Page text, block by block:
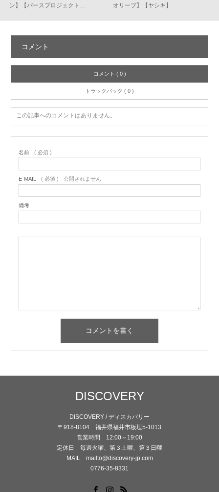
ン】【パースプロジェクト…
オリーブ】【ヤシキ】
コメント
コメント ( 0 )
トラックバック ( 0 )
この記事へのコメントはありません。
名前 ( 必須 )
E-MAIL ( 必須 ) - 公開されません -
備考
DISCOVERY
DISCOVERY / ディスカバリー
〒918-8104 福井県福井市板垣5-1013
営業時間 12:00～19:00
定休日 毎週火曜、第３土曜、第３日曜
MAIL mailto@discovery-jp.com
0776-35-8331